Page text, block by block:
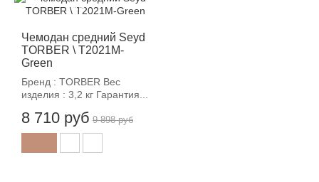
Чемодан средний Seyd
TORBER \ T2021M-
Green
Бренд : TORBER Вес
изделия : 3,2 кг Гарантия...
8 710 руб
-12%
9 898 руб